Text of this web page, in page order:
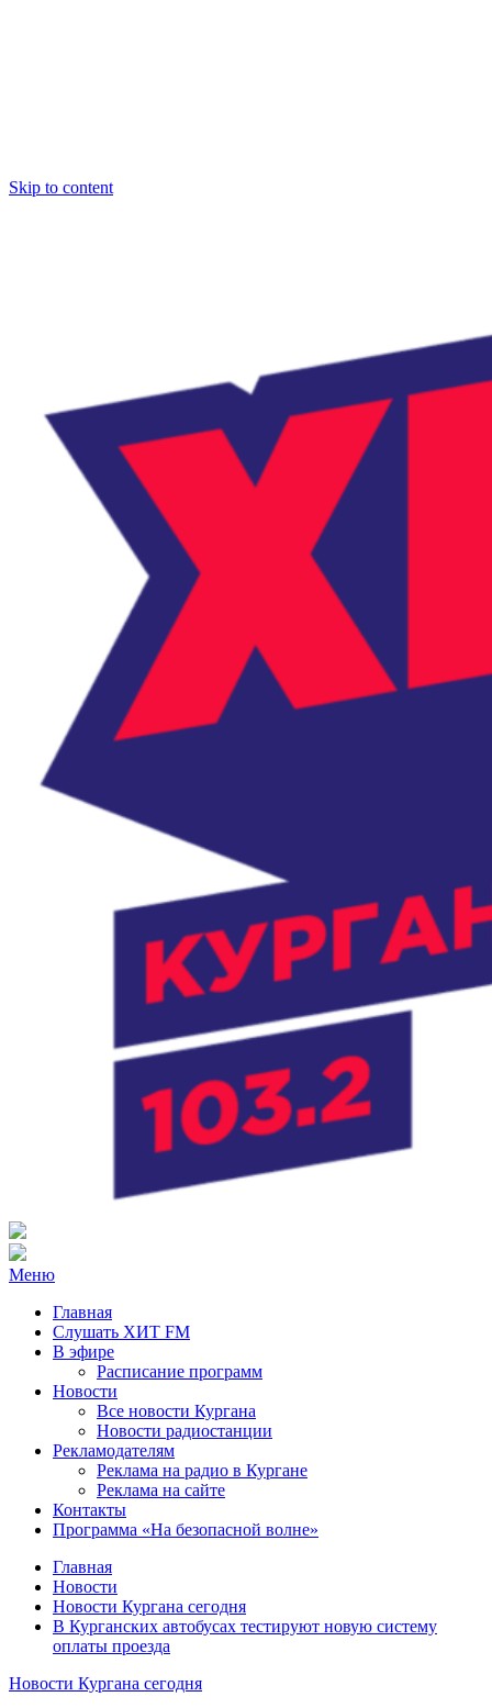
Skip to content
Радио ХИТ FM Курган
103.2 FM
Меню
Главная
Слушать ХИТ FM
В эфире
Расписание программ
Новости
Все новости Кургана
Новости радиостанции
Рекламодателям
Реклама на радио в Кургане
Реклама на сайте
Контакты
Программа «На безопасной волне»
Главная
Новости
Новости Кургана сегодня
В Курганских автобусах тестируют новую систему
оплаты проезда
Новости Кургана сегодня